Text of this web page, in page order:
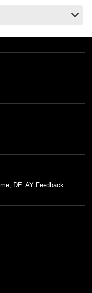
DELAY Feedback